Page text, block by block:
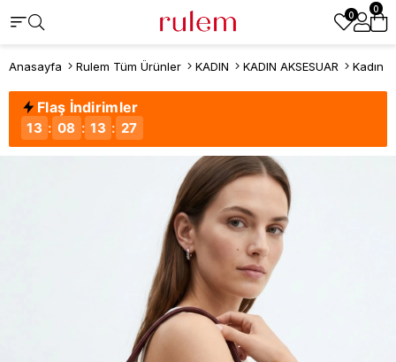
0
0
Anasayfa Rulem Tüm Ürünler KADIN KADIN AKSESUAR Kadın
Flaş İndirimler
13 : 08 : 13 : 27